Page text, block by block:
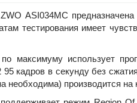
ASI034MC
тестирования имеет
максимуму использует
95 кадров в секунду без
необходима) производится